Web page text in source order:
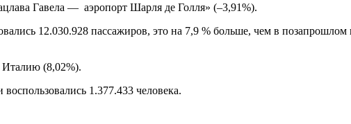
Гавела — аэропорт Шарля де Голля» (–3,91%).
12.030.928 пассажиров, это на 7,9 % больше, чем в позапрошлом
Италию (8,02%).
1.377.433 человека.